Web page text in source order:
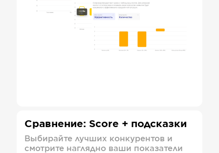
Сравнение: Score + подсказки
Выбирайте лучших конкурентов и
смотрите наглядно ваши показатели